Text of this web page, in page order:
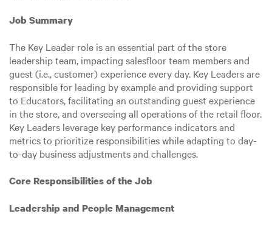
Job Summary
The Key Leader role is an essential part of the store
leadership team, impacting salesfloor team members and
guest (i.e., customer) experience every day. Key Leaders are
responsible for leading by example and providing support
to Educators, facilitating an outstanding guest experience
in the store, and overseeing all operations of the retail floor.
Key Leaders leverage key performance indicators and
metrics to prioritize responsibilities while adapting to day-
to-day business adjustments and challenges.
Core Responsibilities of the Job
Leadership and People Management